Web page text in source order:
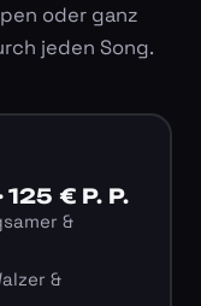
oder ganz
jeden Song.
125 € P. P.
&
&